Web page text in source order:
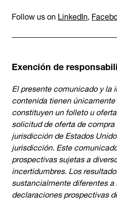
Follow us onLinkedIn,
Exención de
El presente comunicado y la
contenida tienen
constituyen un folleto u
solicitud de oferta de
jurisdicción de Estados
jurisdicción. Este
prospectivas sujetas a
incertidumbres. Los
sustancialmente diferentes
declaraciones prospectivas